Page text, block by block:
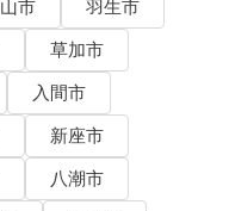
市
羽生市
草加市
入間市
新座市
八潮市